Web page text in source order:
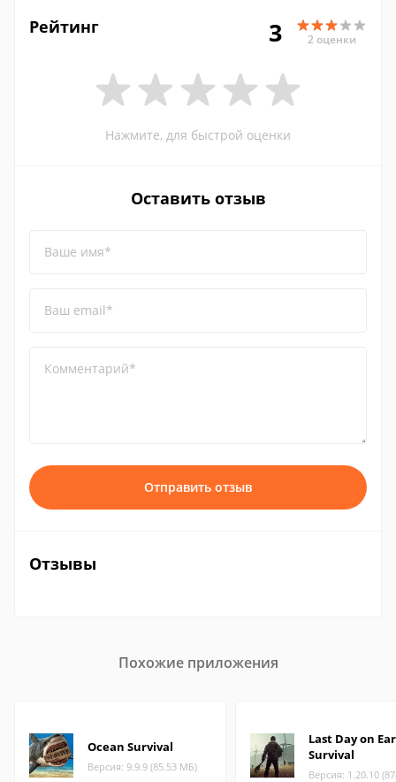
Рейтинг 3 2 оценки
Нажмите, для быстрой оценки
Оставить отзыв
Ваше имя*
Ваш email*
Комментарий*
Отправить отзыв
Отзывы
Похожие приложения
Ocean Survival
Версия: 9.9.9 (85.53 МБ)
Last Day on
Survival
Версия: 1.20.10